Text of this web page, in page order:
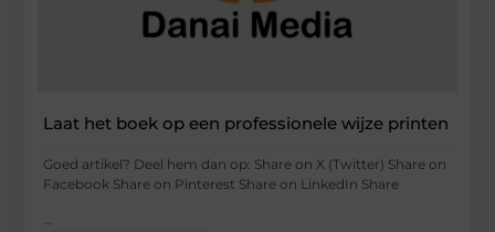
Laat het boek op een professionele wijze printen
Goed artikel? Deel hem dan op: Share on X (Twitter) Share on
Facebook Share on Pinterest Share on LinkedIn Share
...